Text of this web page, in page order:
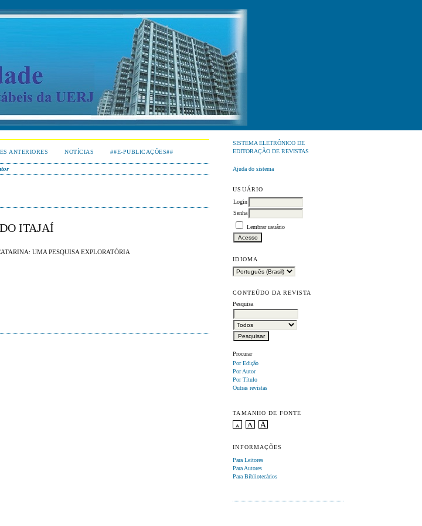
SISTEMA ELETRÔNICO DE
EDITORAÇÃO DE REVISTAS
Ajuda do sistema
USUÁRIO
Login
Senha
Lembrar usuário
IDIOMA
CONTEÚDO DA REVISTA
Pesquisa
Procurar
Por Edição
Por Autor
Por Título
Outras revistas
TAMANHO DE FONTE
INFORMAÇÕES
Para Leitores
Para Autores
Para Bibliotecários
ANTERIORES NOTÍCIAS ##E-PUBLICAÇÕES##
ITAJAÍ
UMA PESQUISA EXPLORATÓRIA